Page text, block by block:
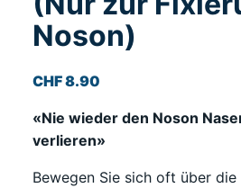
Noson)
CHF8.90
«Nie wieder den Noson
verlieren»
Bewegen Sie sich oft über die